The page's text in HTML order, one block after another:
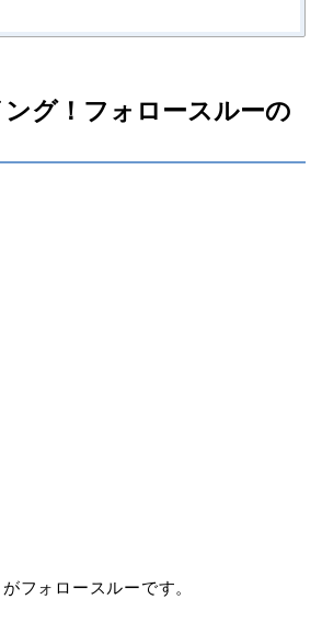
グ！フォロースルーの
フォロースルーです。